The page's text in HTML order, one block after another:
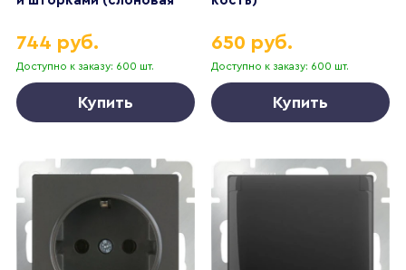
Доступно к заказу: 600 шт.
744 руб.
Купить
Доступно к заказу: 600 шт.
650 руб.
Купить